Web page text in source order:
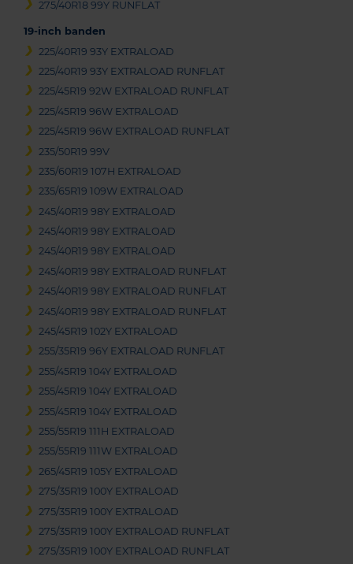
275/40R18 99Y RUNFLAT
19-inch banden
225/40R19 93Y EXTRALOAD
225/40R19 93Y EXTRALOAD RUNFLAT
225/45R19 92W EXTRALOAD RUNFLAT
225/45R19 96W EXTRALOAD
225/45R19 96W EXTRALOAD RUNFLAT
235/50R19 99V
235/60R19 107H EXTRALOAD
235/65R19 109W EXTRALOAD
245/40R19 98Y EXTRALOAD
245/40R19 98Y EXTRALOAD
245/40R19 98Y EXTRALOAD
245/40R19 98Y EXTRALOAD RUNFLAT
245/40R19 98Y EXTRALOAD RUNFLAT
245/40R19 98Y EXTRALOAD RUNFLAT
245/45R19 102Y EXTRALOAD
255/35R19 96Y EXTRALOAD RUNFLAT
255/45R19 104Y EXTRALOAD
255/45R19 104Y EXTRALOAD
255/45R19 104Y EXTRALOAD
255/55R19 111H EXTRALOAD
255/55R19 111W EXTRALOAD
265/45R19 105Y EXTRALOAD
275/35R19 100Y EXTRALOAD
275/35R19 100Y EXTRALOAD
275/35R19 100Y EXTRALOAD RUNFLAT
275/35R19 100Y EXTRALOAD RUNFLAT